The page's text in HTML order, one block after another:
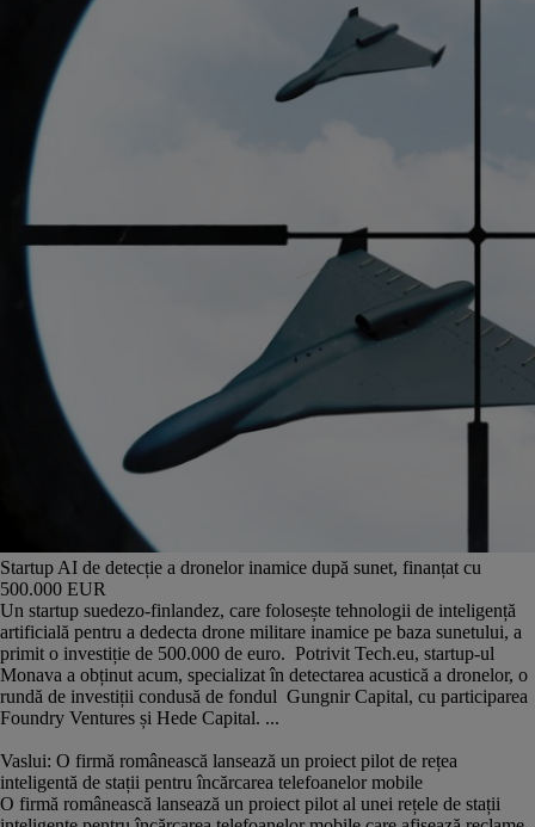
Startup AI de detecție a dronelor inamice după sunet, finanțat cu
500.000 EUR
Un startup suedezo-finlandez, care folosește tehnologii de inteligență
artificială pentru a dedecta drone militare inamice pe baza sunetului, a
primit o investiție de 500.000 de euro. Potrivit Tech.eu, startup-ul
Monava a obținut acum, specializat în detectarea acustică a dronelor, o
rundă de investiții condusă de fondul Gungnir Capital, cu participarea
Foundry Ventures și Hede Capital. ...
Vaslui: O firmă românească lansează un proiect pilot de rețea
inteligentă de stații pentru încărcarea telefoanelor mobile
O firmă românească lansează un proiect pilot al unei rețele de stații